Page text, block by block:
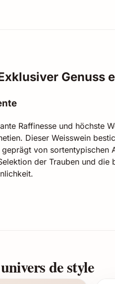
Genuss
Raffinesse und höchste
Dieser Weisswein
von sortentypischen
der Trauben und die
de style